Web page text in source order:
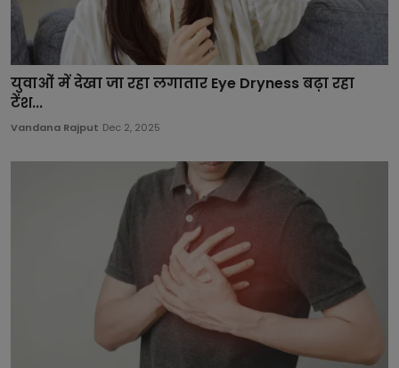
युवाओं में देखा जा रहा लगातार Eye Dryness बढ़ा रहा
टेंश...
Vandana Rajput Dec 2, 2025